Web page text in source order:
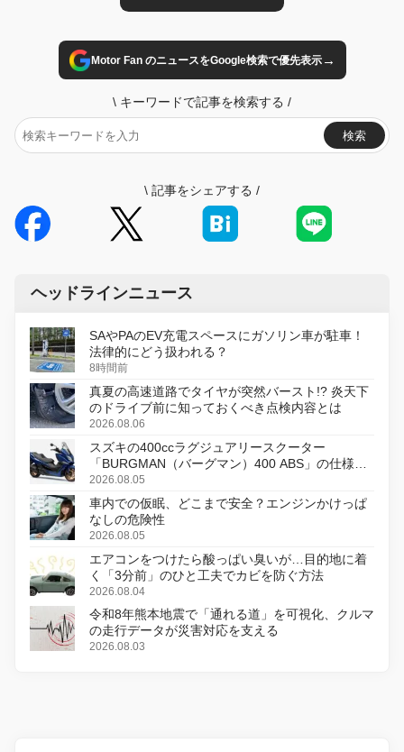
Motor Fan のニュースをGoogle検索で優先表示→
\ キーワードで記事を検索する /
検索
\ 記事をシェアする /
ヘッドラインニュース
SAやPAのEV充電スペースにガソリン車が駐車！
法律的にどう扱われる？
8時間前
真夏の高速道路でタイヤが突然バースト!? 炎天下
のドライブ前に知っておくべき点検内容とは
2026.08.06
スズキの400ccラグジュアリースクーター
「BURGMAN（バーグマン）400 ABS」の仕様を
変更し、8月18日に発売
2026.08.05
車内での仮眠、どこまで安全？エンジンかけっぱ
なしの危険性
2026.08.05
エアコンをつけたら酸っぱい臭いが…目的地に着
く「3分前」のひと工夫でカビを防ぐ方法
2026.08.04
令和8年熊本地震で「通れる道」を可視化、クルマ
の走行データが災害対応を支える
2026.08.03